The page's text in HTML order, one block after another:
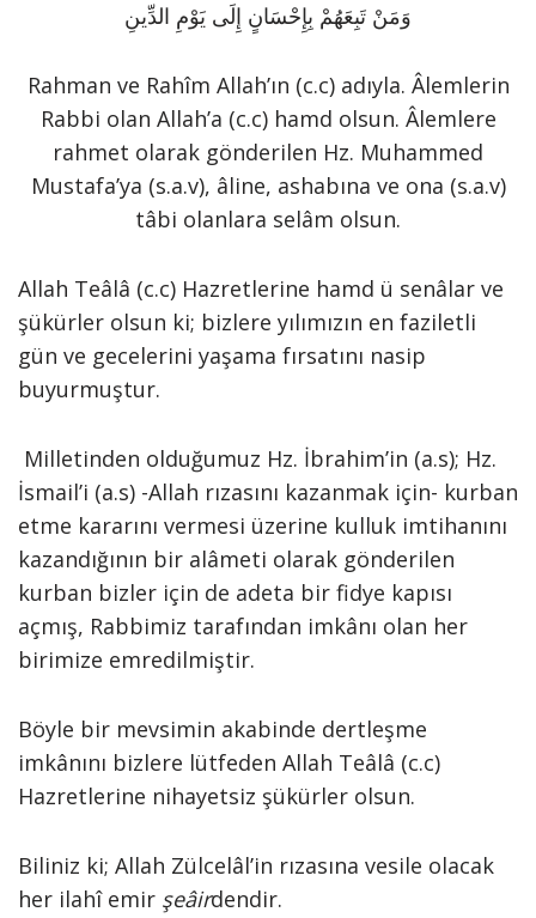
وَمَنْ تَبِعَهُمْ بِإِحْسَانٍ إِلَى يَوْمِ الدِّينِ
Rahman ve Rahîm Allah’ın (c.c) adıyla. Âlemlerin
Rabbi olan Allah’a (c.c) hamd olsun. Âlemlere
rahmet olarak gönderilen Hz. Muhammed
Mustafa’ya (s.a.v), âline, ashabına ve ona (s.a.v)
tâbi olanlara selâm olsun.
Allah Teâlâ (c.c) Hazretlerine hamd ü senâlar ve
şükürler olsun ki; bizlere yılımızın en faziletli
gün ve gecelerini yaşama fırsatını nasip
buyurmuştur.
Milletinden olduğumuz Hz. İbrahim’in (a.s); Hz.
İsmail’i (a.s) -Allah rızasını kazanmak için- kurban
etme kararını vermesi üzerine kulluk imtihanını
kazandığının bir alâmeti olarak gönderilen
kurban bizler için de adeta bir fidye kapısı
açmış, Rabbimiz tarafından imkânı olan her
birimize emredilmiştir.
Böyle bir mevsimin akabinde dertleşme
imkânını bizlere lütfeden Allah Teâlâ (c.c)
Hazretlerine nihayetsiz şükürler olsun.
Biliniz ki; Allah Zülcelâl’in rızasına vesile olacak
her ilahî emir şeâirdendir.